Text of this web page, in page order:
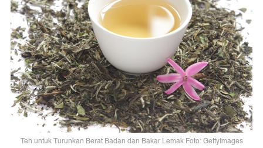
Teh untuk Turunkan Berat Badan dan Bakar Lemak Foto: GettyImages